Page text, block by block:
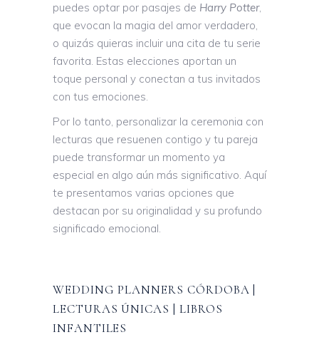
puedes optar por pasajes de Harry Potter,
que evocan la magia del amor verdadero,
o quizás quieras incluir una cita de tu serie
favorita. Estas elecciones aportan un
toque personal y conectan a tus invitados
con tus emociones.
Por lo tanto, personalizar la ceremonia con
lecturas que resuenen contigo y tu pareja
puede transformar un momento ya
especial en algo aún más significativo. Aquí
te presentamos varias opciones que
destacan por su originalidad y su profundo
significado emocional.
WEDDING PLANNERS CÓRDOBA |
LECTURAS ÚNICAS | LIBROS
INFANTILES